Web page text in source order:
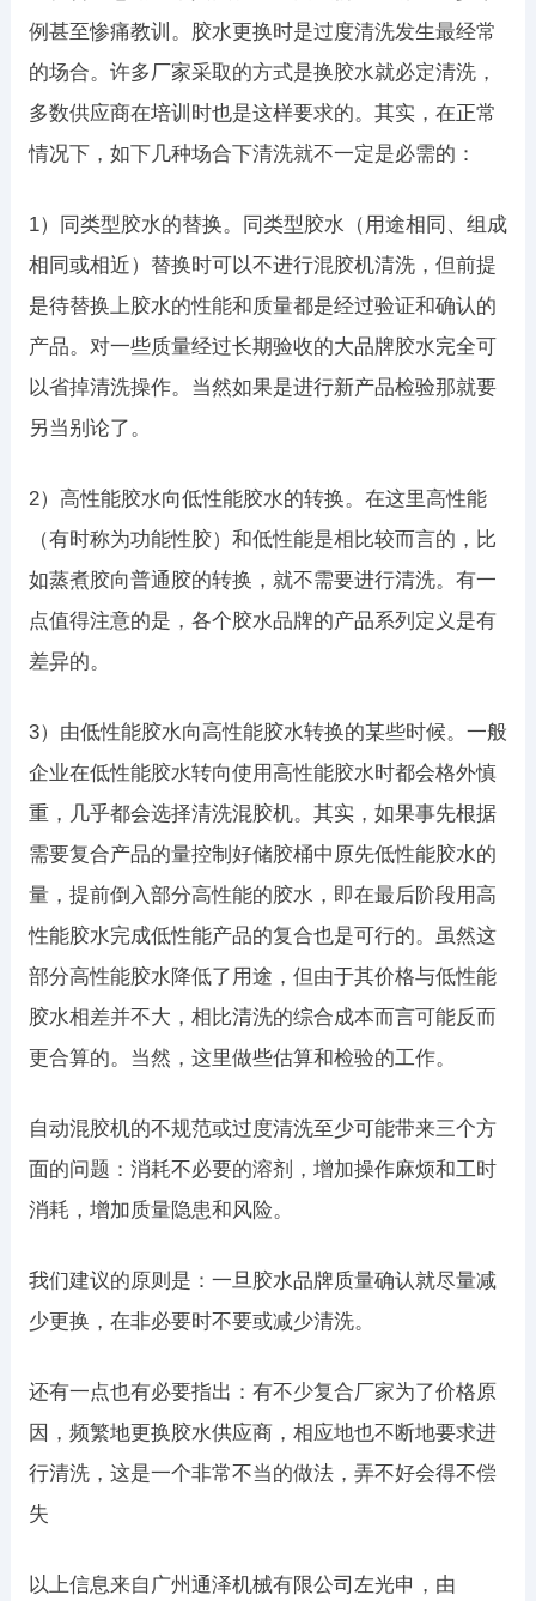
例甚至惨痛教训。胶水更换时是过度清洗发生最经常
的场合。许多厂家采取的方式是换胶水就必定清洗，
多数供应商在培训时也是这样要求的。其实，在正常
情况下，如下几种场合下清洗就不一定是必需的：
1）同类型胶水的替换。同类型胶水（用途相同、组成
相同或相近）替换时可以不进行混胶机清洗，但前提
是待替换上胶水的性能和质量都是经过验证和确认的
产品。对一些质量经过长期验收的大品牌胶水完全可
以省掉清洗操作。当然如果是进行新产品检验那就要
另当别论了。
2）高性能胶水向低性能胶水的转换。在这里高性能
（有时称为功能性胶）和低性能是相比较而言的，比
如蒸煮胶向普通胶的转换，就不需要进行清洗。有一
点值得注意的是，各个胶水品牌的产品系列定义是有
差异的。
3）由低性能胶水向高性能胶水转换的某些时候。一般
企业在低性能胶水转向使用高性能胶水时都会格外慎
重，几乎都会选择清洗混胶机。其实，如果事先根据
需要复合产品的量控制好储胶桶中原先低性能胶水的
量，提前倒入部分高性能的胶水，即在最后阶段用高
性能胶水完成低性能产品的复合也是可行的。虽然这
部分高性能胶水降低了用途，但由于其价格与低性能
胶水相差并不大，相比清洗的综合成本而言可能反而
更合算的。当然，这里做些估算和检验的工作。
自动混胶机的不规范或过度清洗至少可能带来三个方
面的问题：消耗不必要的溶剂，增加操作麻烦和工时
消耗，增加质量隐患和风险。
我们建议的原则是：一旦胶水品牌质量确认就尽量减
少更换，在非必要时不要或减少清洗。
还有一点也有必要指出：有不少复合厂家为了价格原
因，频繁地更换胶水供应商，相应地也不断地要求进
行清洗，这是一个非常不当的做法，弄不好会得不偿
失
以上信息来自广州通泽机械有限公司左光申，由